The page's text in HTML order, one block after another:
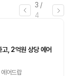
4 /
4